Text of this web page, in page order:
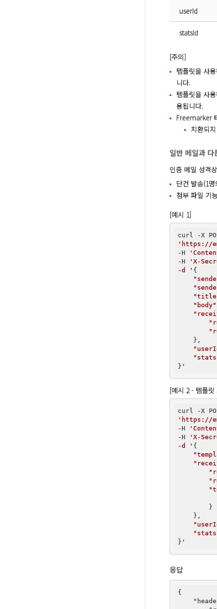
userId
statsId
[주의]
템플릿을 사
니다.
템플릿을 사
용됩니다.
Freemarker
치환되
일반 메일과 다
인증 메일 성격
단건 발송(1
첨부 파일 기
[예시 1]
'https://
-H
-H
'X-
-d ' {
"body"
    },
}
[예시 2 - 템플릿
'https://
-H
-H
'X-
-d ' {
        }
    },
}
응답
{